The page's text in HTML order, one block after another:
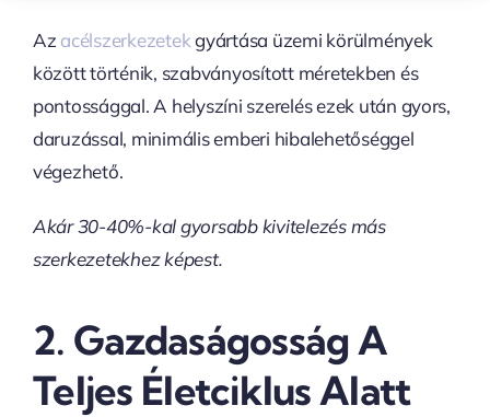
Az acélszerkezetekgyártása üzemi körülmények
között történik, szabványosított méretekben és
pontossággal. A helyszíni szerelés ezek után gyors,
daruzással, minimális emberi hibalehetőséggel
végezhető.
Akár 30-40%-kal gyorsabb kivitelezés más
szerkezetekhez képest.
2. Gazdaságosság A
Teljes Életciklus Alatt